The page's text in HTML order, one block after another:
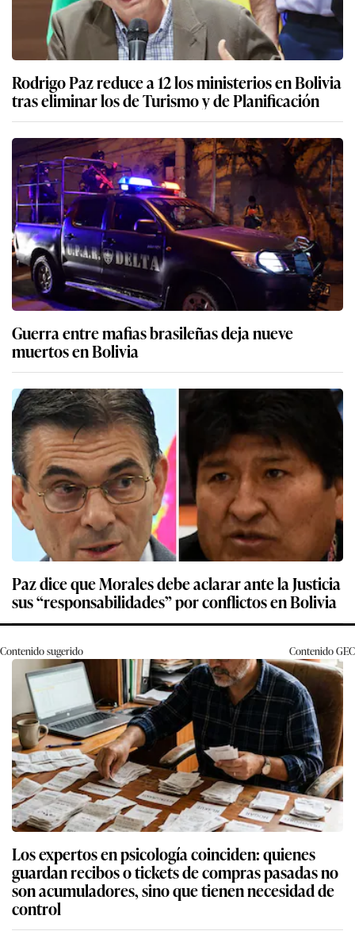
Rodrigo Paz reduce a 12 los ministerios en Bolivia
tras eliminar los de Turismo y de Planificación
Guerra entre mafias brasileñas deja nueve
muertos en Bolivia
Paz dice que Morales debe aclarar ante la Justicia
sus “responsabilidades” por conflictos en Bolivia
Contenido sugerido ContenidoGEC
Los expertos en psicología coinciden: quienes
guardan recibos o tickets de compras pasadas no
son acumuladores, sino que tienen necesidad de
control